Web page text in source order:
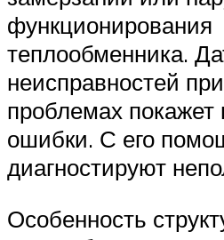
функционирования
теплообменника.
неисправностей
проблемах покажет
ошибки. С его
диагностируют
Особенность